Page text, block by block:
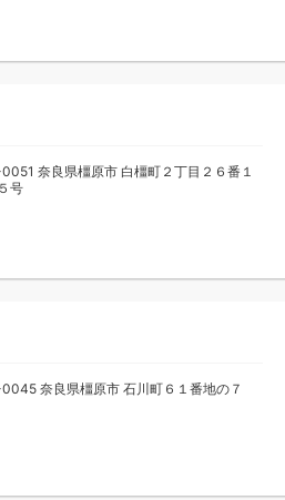
奈良県橿原市 白橿町２丁目２６番１
号
奈良県橿原市 石川町６１番地の７